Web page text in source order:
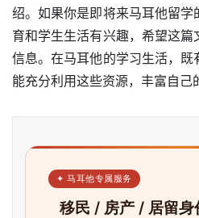
绍。如果你是即将来马耳他留
育和学生生活有兴趣，希望这
信息。在马耳他的学习生活，
能充分利用这些资源，丰富自己
✦ 马耳他专属服务
移民 / 房产 / 居留身